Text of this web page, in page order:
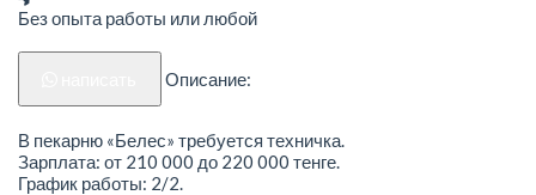
Без опыта работы или любой
Описание:
В пекарню «Белес» требуется техничка.
Зарплата: от 210 000 до 220 000 тенге.
График работы: 2/2.